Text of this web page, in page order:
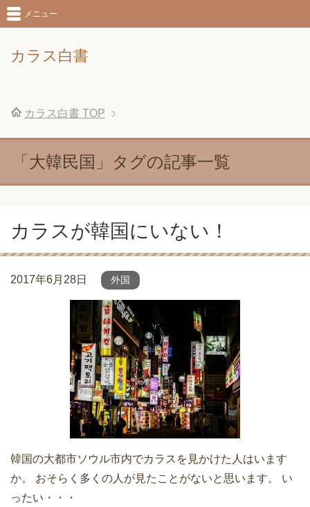
カラス白書
メニュー
カラス白書 TOP
「大韓民国」タグの記事一覧
カラスが韓国にいない！
2017年6月28日 外国
韓国の大都市ソウル市内でカラスを見かけた人はいます
か。 おそらく多くの人が見たことがないと思います。 い
ったい・・・